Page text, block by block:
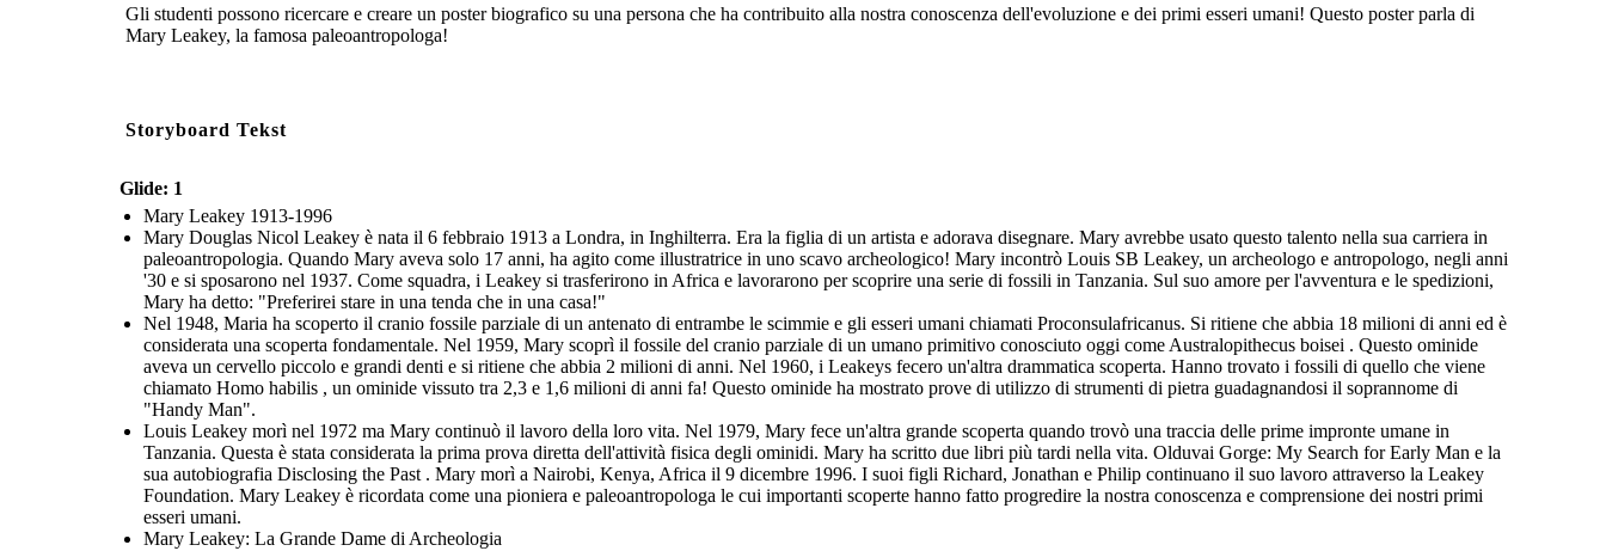
Gli studenti possono ricercare e creare un poster biografico su una persona che ha contribuito alla nostra conoscenza dell'evoluzione e dei primi esseri umani! Questo poster parla di
Mary Leakey, la famosa paleoantropologa!
Storyboard Tekst
Glide: 1
Mary Leakey 1913-1996
Mary Douglas Nicol Leakey è nata il 6 febbraio 1913 a Londra, in Inghilterra. Era la figlia di un artista e adorava disegnare. Mary avrebbe usato questo talento nella sua carriera in
paleoantropologia. Quando Mary aveva solo 17 anni, ha agito come illustratrice in uno scavo archeologico! Mary incontrò Louis SB Leakey, un archeologo e antropologo, negli anni
'30 e si sposarono nel 1937. Come squadra, i Leakey si trasferirono in Africa e lavorarono per scoprire una serie di fossili in Tanzania. Sul suo amore per l'avventura e le spedizioni,
Mary ha detto: "Preferirei stare in una tenda che in una casa!"
Nel 1948, Maria ha scoperto il cranio fossile parziale di un antenato di entrambe le scimmie e gli esseri umani chiamati Proconsulafricanus. Si ritiene che abbia 18 milioni di anni ed è
considerata una scoperta fondamentale. Nel 1959, Mary scoprì il fossile del cranio parziale di un umano primitivo conosciuto oggi come Australopithecus boisei . Questo ominide
aveva un cervello piccolo e grandi denti e si ritiene che abbia 2 milioni di anni. Nel 1960, i Leakeys fecero un'altra drammatica scoperta. Hanno trovato i fossili di quello che viene
chiamato Homo habilis , un ominide vissuto tra 2,3 e 1,6 milioni di anni fa! Questo ominide ha mostrato prove di utilizzo di strumenti di pietra guadagnandosi il soprannome di
"Handy Man".
Louis Leakey morì nel 1972 ma Mary continuò il lavoro della loro vita. Nel 1979, Mary fece un'altra grande scoperta quando trovò una traccia delle prime impronte umane in
Tanzania. Questa è stata considerata la prima prova diretta dell'attività fisica degli ominidi. Mary ha scritto due libri più tardi nella vita. Olduvai Gorge: My Search for Early Man e la
sua autobiografia Disclosing the Past . Mary morì a Nairobi, Kenya, Africa il 9 dicembre 1996. I suoi figli Richard, Jonathan e Philip continuano il suo lavoro attraverso la Leakey
Foundation. Mary Leakey è ricordata come una pioniera e paleoantropologa le cui importanti scoperte hanno fatto progredire la nostra conoscenza e comprensione dei nostri primi
esseri umani.
Mary Leakey: La Grande Dame di Archeologia